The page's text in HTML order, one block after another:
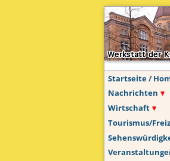
Startseite /
Nachrichten
Wirtschaft
Tourismus/